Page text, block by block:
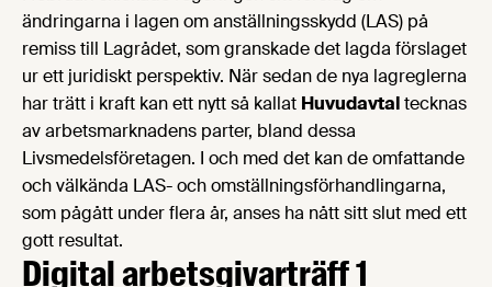
ändringarna i lagen om anställningsskydd (LAS) på
remiss till Lagrådet, som granskade det lagda förslaget
ur ett juridiskt perspektiv. När sedan de nya lagreglerna
har trätt i kraft kan ett nytt så kallat Huvudavtaltecknas
av arbetsmarknadens parter, bland dessa
Livsmedelsföretagen. I och med det kan de omfattande
och välkända LAS- och omställningsförhandlingarna,
som pågått under flera år, anses ha nått sitt slut med ett
gott resultat.
Digital arbetsgivarträff 1